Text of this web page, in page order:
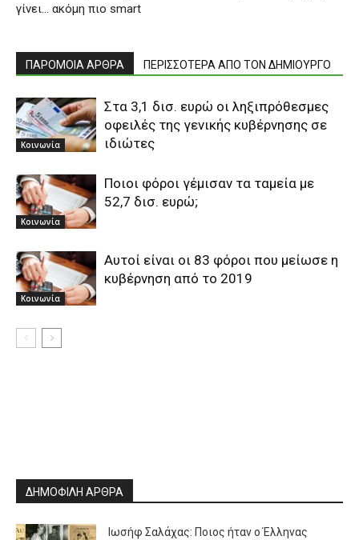
γίνει… ακόμη πιο smart
ΠΑΡΟΜΟΙΑ ΑΡΘΡΑ ΠΕΡΙΣΣΟΤΕΡΑ ΑΠΟ ΤΟΝ ΔΗΜΙΟΥΡΓΟ
Κοινωνία
Στα 3,1 δισ. ευρώ οι ληξιπρόθεσμες
οφειλές της γενικής κυβέρνησης σε
ιδιώτες
Κοινωνία
Ποιοι φόροι γέμισαν τα ταμεία με
52,7 δισ. ευρώ;
Κοινωνία
Αυτοί είναι οι 83 φόροι που μείωσε η
κυβέρνηση από το 2019
ΔΗΜΟΦΙΛΗ ΑΡΘΡΑ
Ιωσήφ Σαλάχας: Ποιος ήταν ο Έλληνας